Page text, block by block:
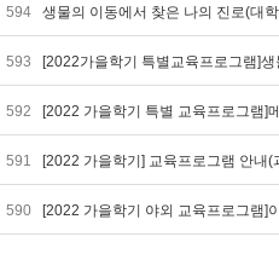
594 생물의 이동에서 찾은 나의 진로(대
593 [2022가을학기 특별교육프로그램]
592 [2022 가을학기 특별 교육프로그램]
591 [2022 가을학기] 교육프로그램 안내
590 [2022 가을학기 야외 교육프로그램]